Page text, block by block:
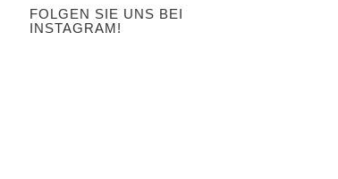
FOLGEN SIE UNS BEI
INSTAGRAM!